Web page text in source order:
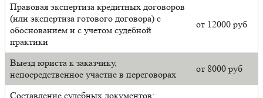
Правовая экспертиза кредитных договоров
(или экспертиза готового договора) с
обоснованием и с учетом судебной
практики
от 12000 руб
Выезд юриста к заказчику,
непосредственное участие в переговорах
от 8000 руб
Составление судебных документов: